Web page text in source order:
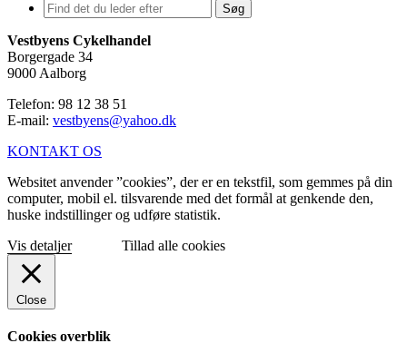
Søg
Vestbyens Cykelhandel
Borgergade 34
9000 Aalborg
Telefon: 98 12 38 51
E-mail: vestbyens@yahoo.dk
KONTAKT OS
Websitet anvender ”cookies”, der er en tekstfil, som gemmes på din
computer, mobil el. tilsvarende med det formål at genkende den,
huske indstillinger og udføre statistik.
Vis detaljer
Tillad alle cookies
Close
Cookies overblik